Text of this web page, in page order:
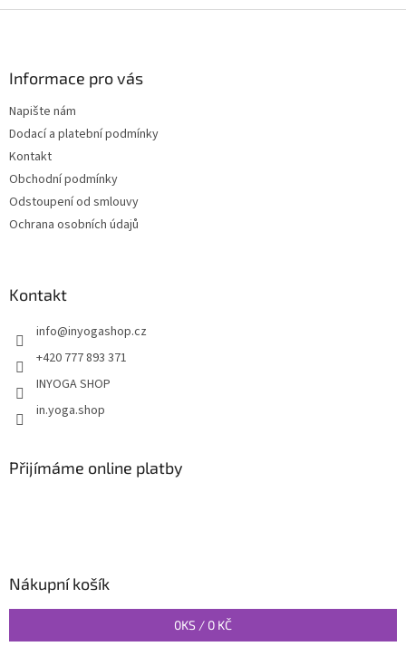
Informace pro vás
Napište nám
Dodací a platební podmínky
Kontakt
Obchodní podmínky
Odstoupení od smlouvy
Ochrana osobních údajů
Kontakt
info@inyogashop.cz
+420 777 893 371
INYOGA SHOP
in.yoga.shop
Přijímáme online platby
Nákupní košík
0KS / 0 KČ